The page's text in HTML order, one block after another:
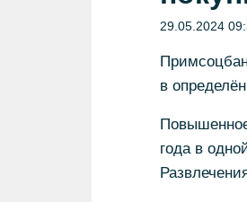
29.05.2024
в
года в